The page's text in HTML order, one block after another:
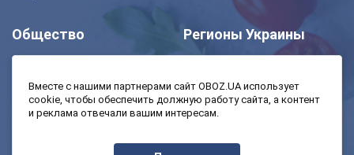
Общество Регионы Украины
Моя школа Авто
Вместе с нашими партнерами сайт OBOZ.UA использует
cookie, чтобы обеспечить должную работу сайта, а контент
и реклама отвечали вашим интересам.